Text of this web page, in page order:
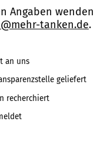
Angaben wenden
tanken.de.
an uns
geliefert
recherchiert